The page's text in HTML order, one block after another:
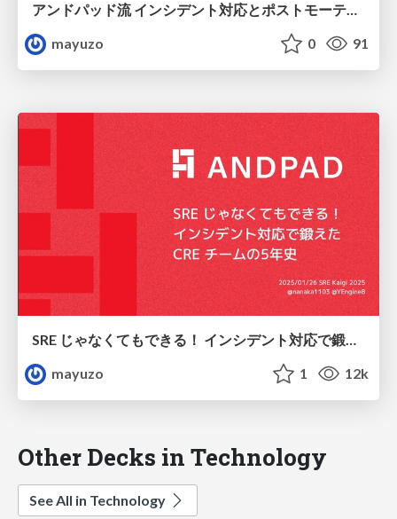
mayuzo
0 91
SRE じゃなくてもできる！ インシデント対応で鍛えた CRE チームの5年史 / Five-year history of CRE's hard work in incident response
mayuzo
1 12k
Other Decks in Technology
See All in Technology